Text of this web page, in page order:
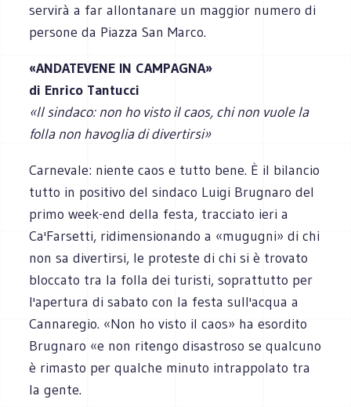
servirà a far allontanare un maggior numero di
persone da Piazza San Marco.
«ANDATEVENE IN CAMPAGNA»
di Enrico Tantucci
«Il sindaco: non ho visto il caos, chi non vuole la
folla non havoglia di divertirsi»
Carnevale: niente caos e tutto bene. È il bilancio
tutto in positivo del sindaco Luigi Brugnaro del
primo week-end della festa, tracciato ieri a
Ca'Farsetti, ridimensionando a «mugugni» di chi
non sa divertirsi, le proteste di chi si è trovato
bloccato tra la folla dei turisti, soprattutto per
l'apertura di sabato con la festa sull'acqua a
Cannaregio. «Non ho visto il caos» ha esordito
Brugnaro «e non ritengo disastroso se qualcuno
è rimasto per qualche minuto intrappolato tra
la gente.